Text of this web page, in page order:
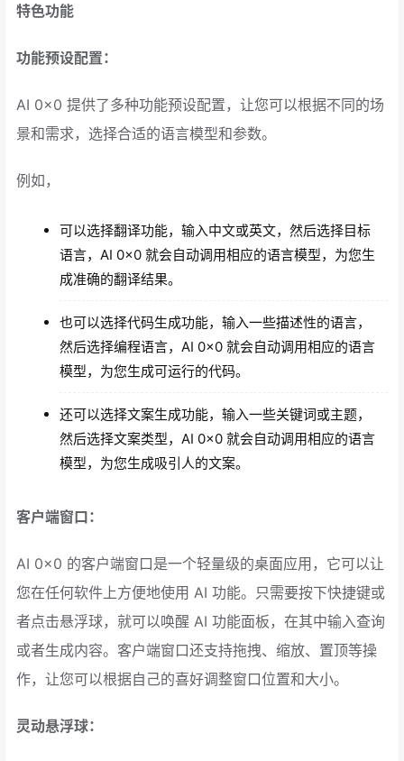
特色功能
功能预设配置：
AI 0x0 提供了多种功能预设配置，让您可以根据不同的场
景和需求，选择合适的语言模型和参数。
例如，
可以选择翻译功能，输入中文或英文，然后选择目标
语言，AI 0x0 就会自动调用相应的语言模型，为您生
成准确的翻译结果。
也可以选择代码生成功能，输入一些描述性的语言，
然后选择编程语言，AI 0x0 就会自动调用相应的语言
模型，为您生成可运行的代码。
还可以选择文案生成功能，输入一些关键词或主题，
然后选择文案类型，AI 0x0 就会自动调用相应的语言
模型，为您生成吸引人的文案。
客户端窗口：
AI 0x0 的客户端窗口是一个轻量级的桌面应用，它可以让
您在任何软件上方便地使用 AI 功能。只需要按下快捷键或
者点击悬浮球，就可以唤醒 AI 功能面板，在其中输入查询
或者生成内容。客户端窗口还支持拖拽、缩放、置顶等操
作，让您可以根据自己的喜好调整窗口位置和大小。
灵动悬浮球：